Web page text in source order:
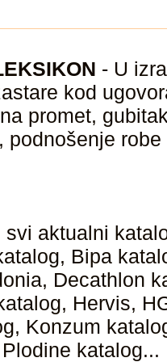
- U
kod
promet,
podnošenje
aktualni
Bipa
Decathlon
Hervis,
Konzum
katalog...